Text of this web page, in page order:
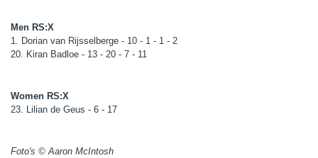
Men RS:X
1. Dorian van Rijsselberge - 10 - 1 - 1 - 2
20. Kiran Badloe - 13 - 20 - 7 - 11
Women RS:X
23. Lilian de Geus - 6 - 17
Foto's © Aaron McIntosh